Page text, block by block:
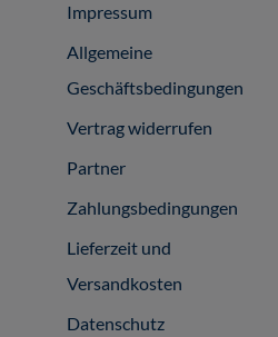
Impressum
Allgemeine
Geschäftsbedingungen
Vertrag widerrufen
Partner
Zahlungsbedingungen
Lieferzeit und
Versandkosten
Datenschutz